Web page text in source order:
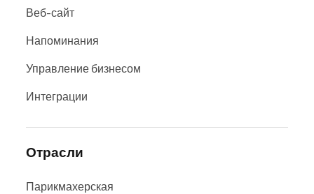
Веб-сайт
Напоминания
Управление бизнесом
Интеграции
Отрасли
Парикмахерская